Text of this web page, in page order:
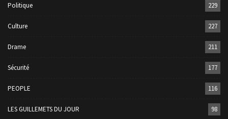
Politique 229
Culture 227
Drame 211
Sécurité 177
PEOPLE 116
LES GUILLEMETS DU JOUR 98